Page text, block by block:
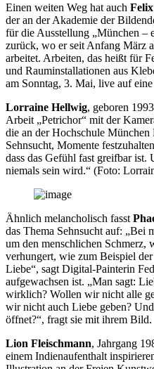
Einen weiten Weg hat auch
der an der Akademie der
für die Ausstellung „München –
zurück, wo er seit Anfang März
arbeitet. Arbeiten, das heißt für
und Rauminstallationen aus
am Sonntag, 3. Mai, live auf
Lorraine Hellwig, geboren
Arbeit „Petrichor“ mit der
die an der Hochschule München
Sehnsucht, Momente
dass das Gefühl fast greifbar ist.
niemals sein wird.“ (Foto:
Ähnlich melancholisch fasst
das Thema Sehnsucht auf: „Bei
um den menschlichen Schmerz,
verhungert, wie zum Beispiel der
Liebe“, sagt Digital-Painterin
aufgewachsen ist. „Man sagt:
wirklich? Wollen wir nicht alle
wir nicht auch Liebe geben?
öffnet?“, fragt sie mit ihrem Bild.
Lion Fleischmann, Jahrgang
einem Indienaufenthalt